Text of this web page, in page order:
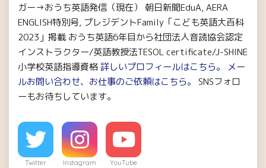
ガー→おうち英語発信（現在） 朝日新聞EduA, AERA
ENGLISH特別号, プレジデントFamily「こども英語大百科
2023」掲載 おうち英語6年目から社団法人音読協会認定
インストラクター/英語教授法TESOL certificate/J-SHINE
小学校英語指導資格詳しいプロフィールはこちら。
メー
ルお問い合わせ、お仕事のご依頼はこちら。
SNSフォロ
ーもお待ちしています。
Twitter Instagram YouTube